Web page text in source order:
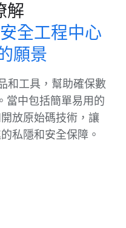
解
全​工程​中心
願景
和​工具，​幫助確​保數​
當中​包括​簡單易用​的​
放​原始碼​技術，​讓​
私隱​和​安全​保障。